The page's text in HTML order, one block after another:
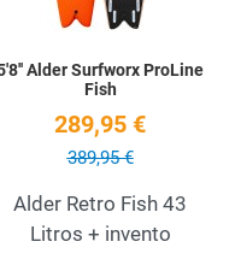
Alder Surfworx ProLine
Fish
289,95 €
389,95 €
Alder Retro Fish 43
Litros + invento